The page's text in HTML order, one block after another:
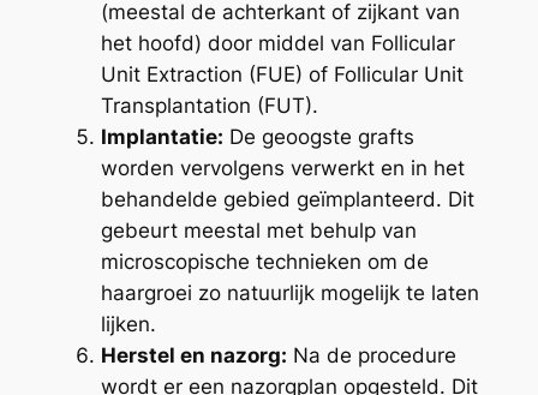
(meestal de achterkant of zijkant van
het hoofd) door middel van Follicular
Unit Extraction (FUE) of Follicular Unit
Transplantation (FUT).
Implantatie: De geoogste grafts
worden vervolgens verwerkt en in het
behandelde gebied geïmplanteerd. Dit
gebeurt meestal met behulp van
microscopische technieken om de
haargroei zo natuurlijk mogelijk te laten
lijken.
Herstel en nazorg: Na de procedure
wordt er een nazorgplan opgesteld. Dit